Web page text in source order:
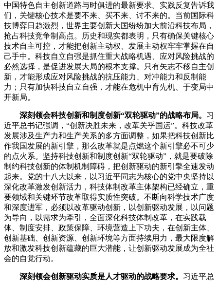
中国特色自主创新道路与时俱进的最新要求。实践反复告诉我
们，关键核心技术是要不来、买不来、讨不来的。当前国际科
技博弈日趋激烈，世界主要创新大国纷纷加大前沿科技布局，
抢占科技竞争制高点。历史和现实都表明，只有确保关键核心
技术自主可控，才能把创新主动权、发展主动权牢牢掌握在自
己手中。科技自立自强是抓住重大战略机遇、应对风险挑战的
必然选择，是促进发展大局的根本支撑。只有矢志不移自主创
新，才能形成应对风险挑战的抗压能力、对冲能力和反制能
力；只有加快科技自立自强，才能在危机中育先机、于变局中
开新局。
深刻领会科技创新和制度创新“双轮驱动”的战略布局。 习
近平总书记强调，“创新决胜未来，改革关乎国运”。科技改革
发展涉及生产力和生产关系的多方面调整，如果把科技创新比
作我国发展的新引擎，那么改革就是点燃这个新引擎必不可少
的点火系。坚持科技创新和制度创新“双轮驱动”，就是要破除
制约科技创新的体制机制障碍，把创新驱动的新引擎全速发动
起来。党的十八大以来，以习近平同志为核心的党中央坚持以
深化改革激发创新活力，科技体制改革主体架构已经确立，重
要领域和关键环节改革取得实质性突破。不断向科学技术广度
和深度进军，必须以改革驱动创新，以创新驱动发展，以问题
为导向，以需求为牵引，全面深化科技体制改革，在实践载
体、制度安排、政策保障、环境营造上下功夫，在创新主体、
创新基础、创新资源、创新环境等方面持续用力，最大限度解
放和激发科技创新蕴藏的巨大潜能，让创新驱动发展成为全社
会的自觉行动。
深刻领会创新驱动实质是人才驱动的战略要求。 习近平总